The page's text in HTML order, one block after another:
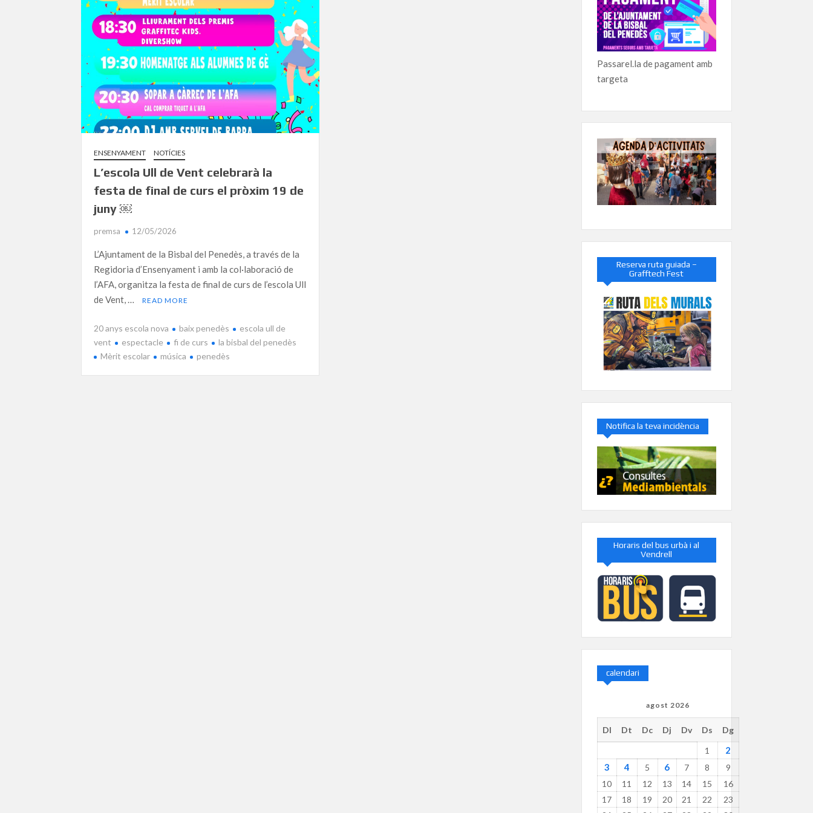
ENSENYAMENT NOTÍCIES
L’escola Ull de Vent celebrarà la
festa de final de curs el pròxim 19 de
juny ￼
premsa 12/05/2026
L’Ajuntament de la Bisbal del Penedès, a través de la
Regidoria d’Ensenyament i amb la col·laboració de
l’AFA, organitza la festa de final de curs de l’escola Ull
de Vent, …
READ MORE
20 anys escola nova baix penedès
escola ull de
vent
espectacle fi de curs
la bisbal del penedès
Mèrit escolar
música penedès
Passarel.la de pagament amb
targeta
Reserva ruta guiada –
Grafftech Fest
Notifica la teva incidència
Horaris del bus urbà i al
Vendrell
calendari
agost 2026
Dl Dt Dc Dj Dv Ds
Dg
1
2
3
4 5 6 7 8
9
10
11 12 13 14 15
16
17
18 19 20 21 22
23